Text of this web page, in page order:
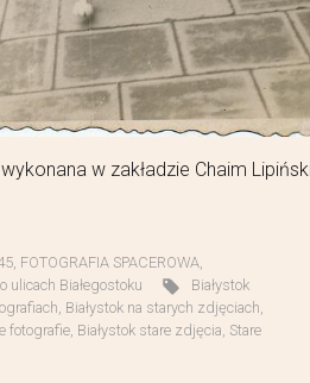
w zakładzie Chaim
, FOTOGRAFIA SPACEROWA,
ulicach Białegostoku
Białystok
, Białystok na starych zdjęciach,
fotografie, Białystok stare zdjęcia, Stare